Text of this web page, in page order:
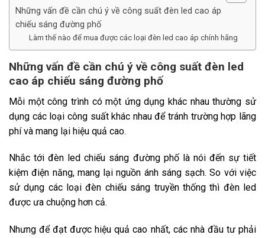
Những vấn đề cần chú ý về công suất đèn led cao áp
chiếu sáng đường phố
Làm thế nào để mua được các loại đèn led cao áp chính hãng
Những vấn đề cần chú ý về công suất đèn led
cao áp chiếu sáng đường phố
Mỗi một công trình có một ứng dụng khác nhau thường sử
dụng các loại công suất khác nhau để tránh trường hợp lãng
phí và mang lại hiệu quả cao.
Nhắc tới đèn led chiếu sáng đường phố là nói đến sự tiết
kiệm điện năng, mang lại nguồn ánh sáng sạch. So với việc
sử dụng các loại đèn chiếu sáng truyền thống thì đèn led
được ưa chuộng hơn cả.
Nhưng để đạt được hiệu quả cao nhất, các nhà đầu tư phải